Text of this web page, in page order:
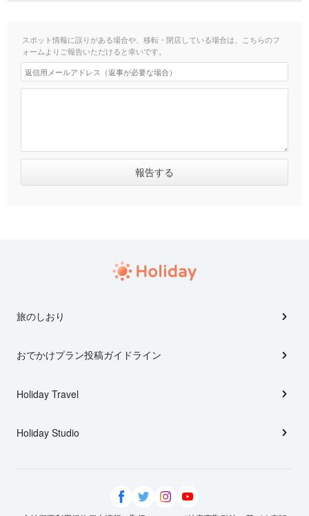
スポット情報に誤りがある場合や、移転・閉店している場合は、こちらのフ
ォームよりご報告いただけると幸いです。
旅のしおり
おでかけプラン投稿ガイドライン
Holiday Travel
Holiday Studio